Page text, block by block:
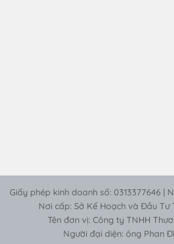
Giấy phép kinh doanh số: 0313377646 |
Nơi cấp: Sở Kế Hoạch và Đầu Tư
Tên đơn vị: Công ty TNHH
Người đại diện: ông Phan